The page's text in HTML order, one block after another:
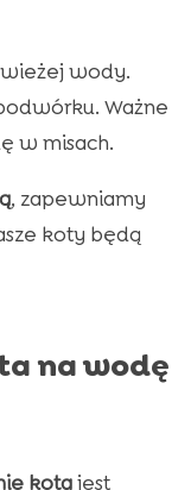
wody.
Ważne
w misach.
, zapewniamy
koty będą
na wodę
kotajest